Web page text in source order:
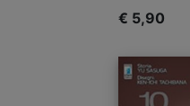
€ 5,90